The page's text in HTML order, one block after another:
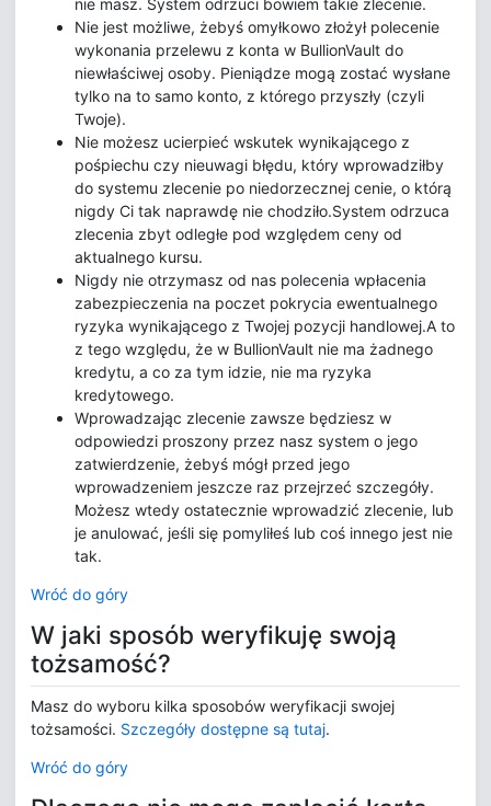
nie masz. System odrzuci bowiem takie zlecenie.
Nie jest możliwe, żebyś omyłkowo złożył polecenie
wykonania przelewu z konta w BullionVault do
niewłaściwej osoby. Pieniądze mogą zostać wysłane
tylko na to samo konto, z którego przyszły (czyli
Twoje).
Nie możesz ucierpieć wskutek wynikającego z
pośpiechu czy nieuwagi błędu, który wprowadziłby
do systemu zlecenie po niedorzecznej cenie, o którą
nigdy Ci tak naprawdę nie chodziło.System odrzuca
zlecenia zbyt odległe pod względem ceny od
aktualnego kursu.
Nigdy nie otrzymasz od nas polecenia wpłacenia
zabezpieczenia na poczet pokrycia ewentualnego
ryzyka wynikającego z Twojej pozycji handlowej.A to
z tego względu, że w BullionVault nie ma żadnego
kredytu, a co za tym idzie, nie ma ryzyka
kredytowego.
Wprowadzając zlecenie zawsze będziesz w
odpowiedzi proszony przez nasz system o jego
zatwierdzenie, żebyś mógł przed jego
wprowadzeniem jeszcze raz przejrzeć szczegóły.
Możesz wtedy ostatecznie wprowadzić zlecenie, lub
je anulować, jeśli się pomyliłeś lub coś innego jest nie
tak.
Wróć do góry
W jaki sposób weryfikuję swoją
tożsamość?
Masz do wyboru kilka sposobów weryfikacji swojej
tożsamości. Szczegóły dostępne są tutaj.
Wróć do góry